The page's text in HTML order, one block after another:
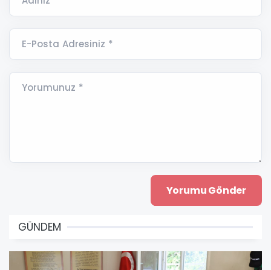
E-Posta Adresiniz *
Yorumunuz *
GÜNDEM